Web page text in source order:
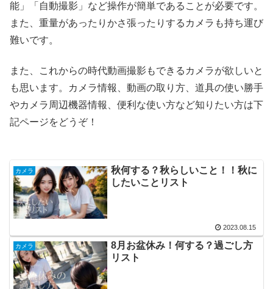
能」「自動撮影」など操作が簡単であることが必要です。
また、重量があったりかさ張ったりするカメラも持ち運び
難いです。
また、これからの時代動画撮影もできるカメラが欲しいと
も思います。カメラ情報、動画の取り方、道具の使い勝手
やカメラ周辺機器情報、便利な使い方など知りたい方は下
記ページをどうぞ！
カメラ
秋何する？秋らしいこと！！秋に
したいことリスト
2023.08.15
カメラ
8月お盆休み！何する？過ごし方
リスト